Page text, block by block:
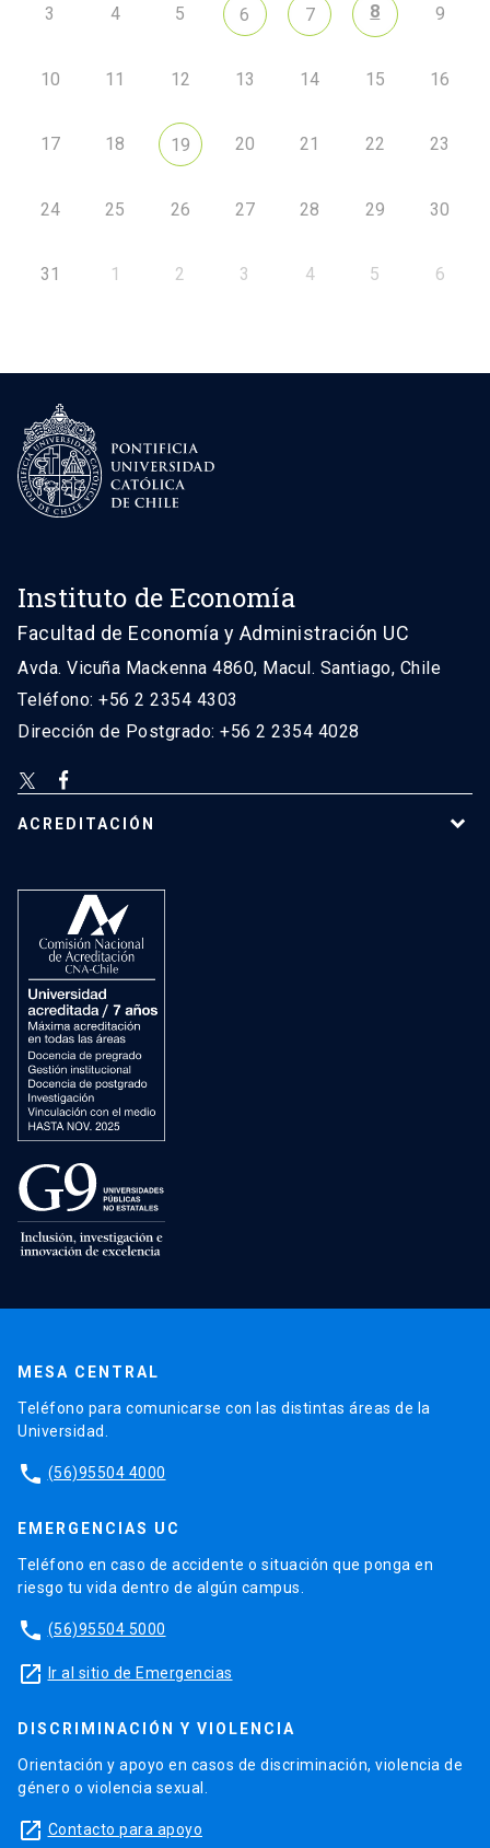
3 4 5 6 7 8 9
10 11 12 13 14 15 16
17 18 19 20 21 22 23
24 25 26 27 28 29 30
31 1 2 3 4 5 6
Instituto de Economía
Facultad de Economía y Administración UC
Avda. Vicuña Mackenna 4860, Macul. Santiago, Chile
Teléfono: +56 2 2354 4303
Dirección de Postgrado: +56 2 2354 4028
ACREDITACIÓN
MESA CENTRAL
Teléfono para comunicarse con las distintas áreas de la
Universidad.
phone (56)95504 4000
EMERGENCIAS UC
Teléfono en caso de accidente o situación que ponga en
riesgo tu vida dentro de algún campus.
phone (56)95504 5000
launch Ir al sitio de Emergencias
DISCRIMINACIÓN Y VIOLENCIA
Orientación y apoyo en casos de discriminación, violencia de
género o violencia sexual.
launch Contacto para apoyo